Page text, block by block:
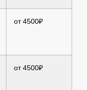
от 4500₽
от 4500₽